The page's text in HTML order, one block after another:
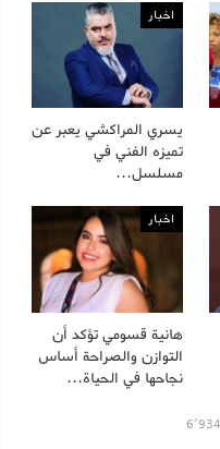
اخبار
يسري المراكشي يعبر عن
تميزه الفني في
مسلسل…
اخبار
هانية قسومي تؤكد أن
التوازن والصراحة أساس
نجاحها في الحياة…